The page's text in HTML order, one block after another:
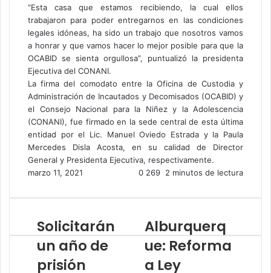
“Esta casa que estamos recibiendo, la cual ellos
trabajaron para poder entregarnos en las condiciones
legales idóneas, ha sido un trabajo que nosotros vamos
a honrar y que vamos hacer lo mejor posible para que la
OCABID se sienta orgullosa”, puntualizó la presidenta
Ejecutiva del CONANI.
La firma del comodato entre la Oficina de Custodia y
Administración de Incautados y Decomisados (OCABID) y
el Consejo Nacional para la Niñez y la Adolescencia
(CONANI), fue firmado en la sede central de esta última
entidad por el Lic. Manuel Oviedo Estrada y la Paula
Mercedes Disla Acosta, en su calidad de Director
General y Presidenta Ejecutiva, respectivamente.
marzo 11, 2021
0 269 2 minutos de lectura
Solicitarán
un año de
prisión
Alburquerq
ue: Reforma
a Ley